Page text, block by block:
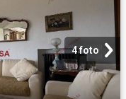
4 foto